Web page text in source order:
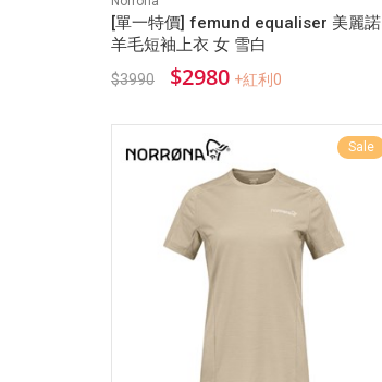
[單一特價] femund equaliser 美麗諾
羊毛短袖上衣 女 雪白
$3990 $2980 +紅利0
Sale